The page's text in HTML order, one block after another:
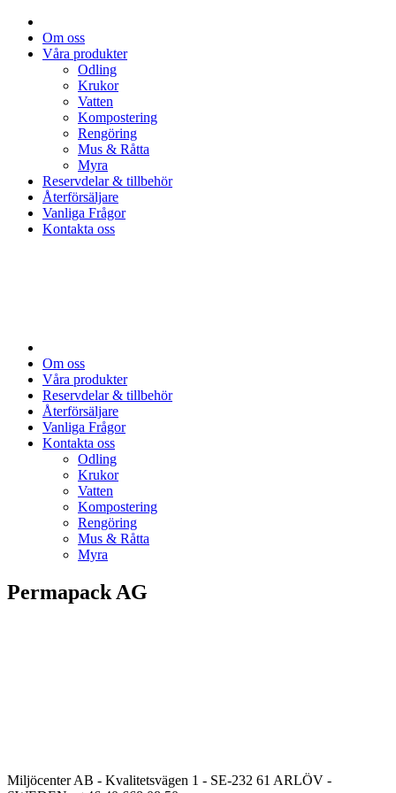
Om oss
Våra produkter
Odling
Krukor
Vatten
Kompostering
Rengöring
Mus & Råtta
Myra
Reservdelar & tillbehör
Återförsäljare
Vanliga Frågor
Kontakta oss
Om oss
Våra produkter
Reservdelar & tillbehör
Återförsäljare
Vanliga Frågor
Kontakta oss
Odling
Krukor
Vatten
Kompostering
Rengöring
Mus & Råtta
Myra
Permapack AG
Miljöcenter AB - Kvalitetsvägen 1 - SE-232 61 ARLÖV -